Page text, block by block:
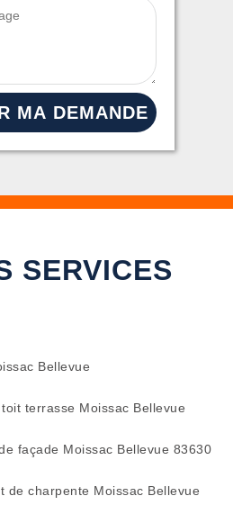
SERVICES
Bellevue
terrasse Moissac Bellevue
façade Moissac Bellevue 83630
de charpente Moissac Bellevue